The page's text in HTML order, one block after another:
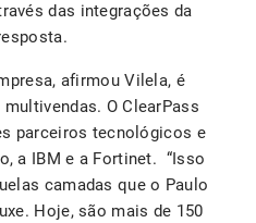
das integrações da
afirmou Vilela, é
O ClearPass
parceiros tecnológicos e
a IBM e a Fortinet. “Isso
camadas que o Paulo
Hoje, são mais de 150